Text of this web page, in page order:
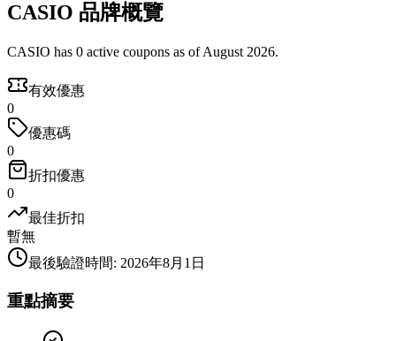
CASIO 品牌概覽
CASIO has 0 active coupons as of August 2026.
有效優惠
0
優惠碼
0
折扣優惠
0
最佳折扣
暫無
最後驗證時間: 2026年8月1日
重點摘要